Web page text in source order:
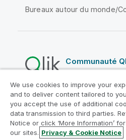
Bureaux autour du monde/
Communauté
Contrats juridiques
Conditions d'utilisation des
Legal Policies
Conditions
Conditions d'utilisation
We use cookies to improve your
and to deliver content tailored to
you accept the use of additional
data transmission to third parties.
Notice or click ‘More Information’
our sites. Privacy & Cookie Notice